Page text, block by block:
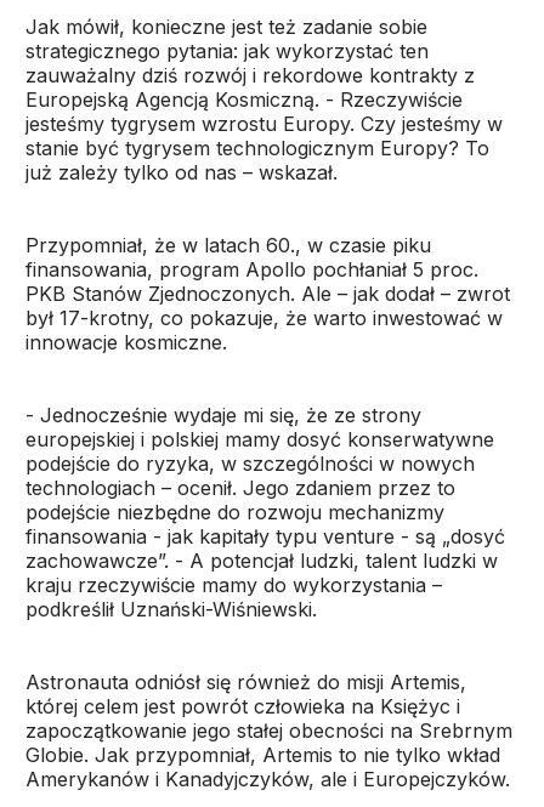
Jak mówił, konieczne jest też zadanie sobie
strategicznego pytania: jak wykorzystać ten
zauważalny dziś rozwój i rekordowe kontrakty z
Europejską Agencją Kosmiczną. - Rzeczywiście
jesteśmy tygrysem wzrostu Europy. Czy jesteśmy w
stanie być tygrysem technologicznym Europy? To
już zależy tylko od nas – wskazał.
Przypomniał, że w latach 60., w czasie piku
finansowania, program Apollo pochłaniał 5 proc.
PKB Stanów Zjednoczonych. Ale – jak dodał – zwrot
był 17-krotny, co pokazuje, że warto inwestować w
innowacje kosmiczne.
- Jednocześnie wydaje mi się, że ze strony
europejskiej i polskiej mamy dosyć konserwatywne
podejście do ryzyka, w szczególności w nowych
technologiach – ocenił. Jego zdaniem przez to
podejście niezbędne do rozwoju mechanizmy
finansowania - jak kapitały typu venture - są „dosyć
zachowawcze”. - A potencjał ludzki, talent ludzki w
kraju rzeczywiście mamy do wykorzystania –
podkreślił Uznański-Wiśniewski.
Astronauta odniósł się również do misji Artemis,
której celem jest powrót człowieka na Księżyc i
zapoczątkowanie jego stałej obecności na Srebrnym
Globie. Jak przypomniał, Artemis to nie tylko wkład
Amerykanów i Kanadyjczyków, ale i Europejczyków.